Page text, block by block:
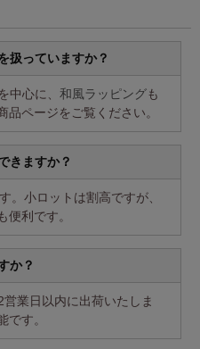
扱っていますか？
を中心に、 和風ラッピングも
品ページをご覧ください。
きますか？
。小ロットは割高ですが、
便利です。
か？
業日以内に出荷いたしま
です。